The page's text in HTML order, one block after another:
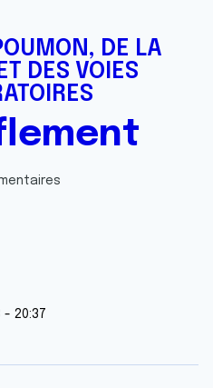
DE LA
DES VOIES
- 20:37